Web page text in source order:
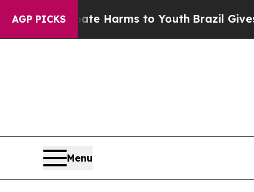
AGP PICKS
Abate Harms to YouthBrazil Gives Parents
Menu